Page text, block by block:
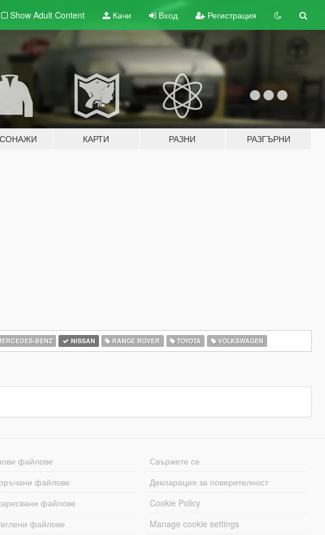
Show Adult Content Качи Вход Регистрация
КАРТИ РАЗНИ РАЗГЪРНИ
BENZ NISSAN RANGE ROVER TOYOTA VOLKSWAGEN
файлове
файлове
файлове
файлове
Свържете се
Декларация за поверителност
Cookie Policy
Manage cookie settings